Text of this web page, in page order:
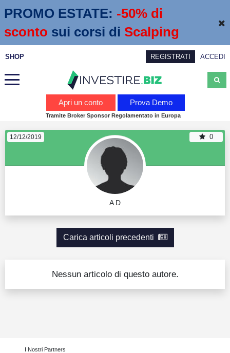
PROMO ESTATE: -50% di
sconto sui corsi di Scalping
SHOP REGISTRATI ACCEDI
Calendario economico
Altro
Apri un conto Prova Demo
Tramite Broker Sponsor Regolamentato in Europa
12/12/2019 0
A D
Carica articoli precedenti
Nessun articolo di questo autore.
I Nostri Partners